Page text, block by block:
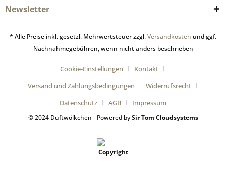
Newsletter
* Alle Preise inkl. gesetzl. Mehrwertsteuer zzgl.Versandkosten und ggf.
Nachnahmegebühren, wenn nicht anders beschrieben
Cookie-Einstellungen
Kontakt
Versand und Zahlungsbedingungen
Widerrufsrecht
Datenschutz
AGB Impressum
© 2024 Duftwölkchen - Powered bySir Tom Cloudsystems